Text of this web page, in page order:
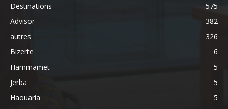
Destinations
575
Advisor
382
autres
326
Bizerte
6
Hammamet
5
Jerba
5
Haouaria
5